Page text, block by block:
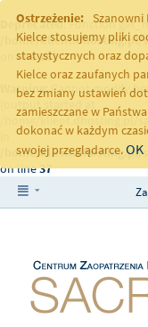
Deprecated: Function
/home/
on line251
Warning: Cannot modify
(output started at
/home/klient.dhosting.pl/
/home/
on line37
Ostrzeżenie:
Kielce stosujemy pliki
statystycznych oraz
Kielce oraz zaufanych
bez zmiany ustawień
zamieszczane w
dokonać w każdym
swojej przeglądarce.OK